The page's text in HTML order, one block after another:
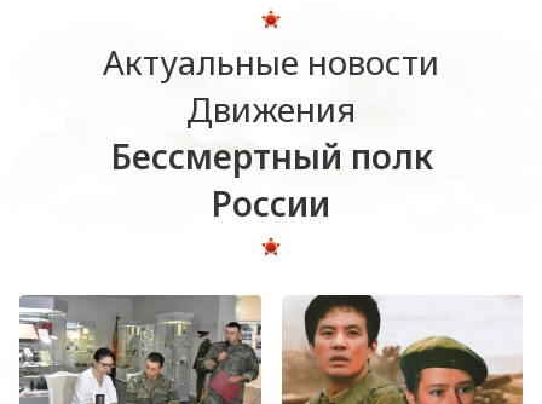
Актуальные новости
Движения
Бессмертный полк
России